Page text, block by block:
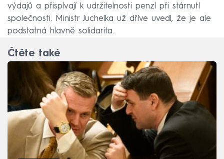
výdajů a přispívají k udržitelnosti penzí při stárnutí
společnosti. Ministr Juchelka už dříve uvedl, že je ale
podstatná hlavně solidarita.
Čtěte také